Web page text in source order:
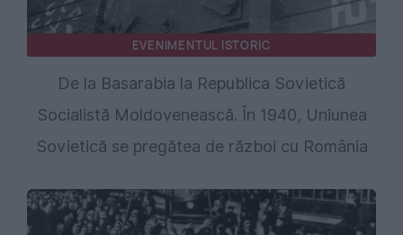
EVENIMENTUL ISTORIC
De la Basarabia la Republica Sovietică
Socialistă Moldovenească. În 1940, Uniunea
Sovietică se pregătea de război cu România